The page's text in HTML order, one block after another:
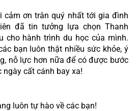
cảm ơn trân quý nhất tới gia đình
đã tin tưởng lựa chọn Thanh
cho hành trình du học của mình.
bạn luôn thật nhiều sức khỏe, ý
nỗ lực hơn nữa để có được bước
cất cánh bay xa!
luôn tự hào về các bạn!